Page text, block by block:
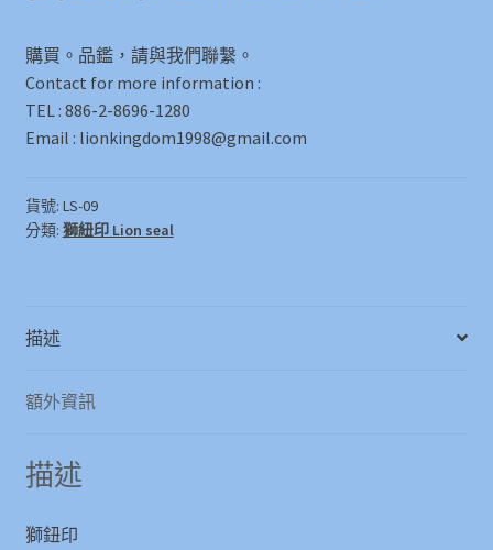
購買。品鑑，請與我們聯繫。
Contact for more information :
TEL : 886-2-8696-1280
Email : lionkingdom1998@gmail.com
貨號: LS-09
分類: 獅紐印 Lion seal
描述
額外資訊
描述
獅鈕印